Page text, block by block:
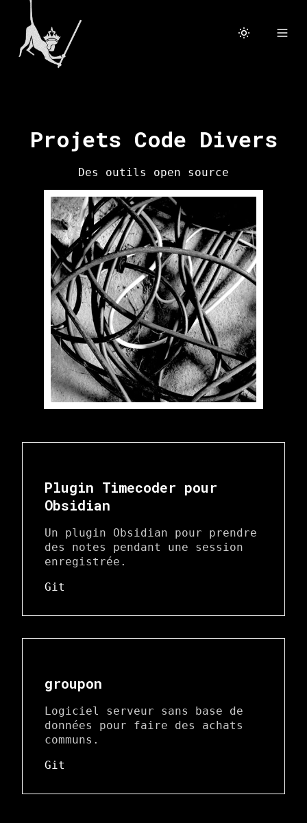
Projets Code Divers
Des outils open source
Plugin Timecoder pour
Obsidian
Un plugin Obsidian pour prendre
des notes pendant une session
enregistrée.
Git
groupon
Logiciel serveur sans base de
données pour faire des achats
communs.
Git